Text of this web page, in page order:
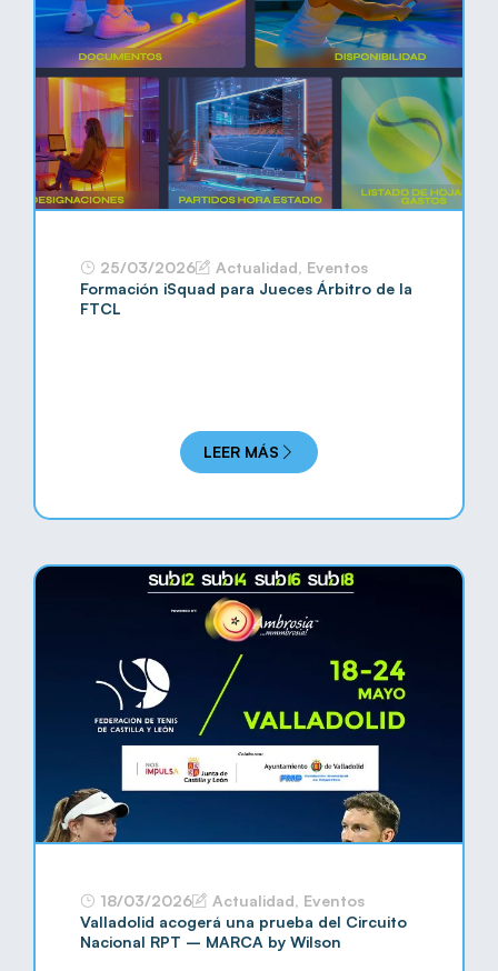
25/03/2026 Actualidad, Eventos
Formación iSquad para Jueces Árbitro de la
FTCL
LEER MÁS
18/03/2026 Actualidad, Eventos
Valladolid acogerá una prueba del Circuito
Nacional RPT – MARCA by Wilson